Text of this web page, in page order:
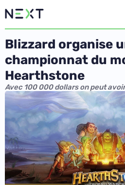
Blizzard organise
championnat du
Hearthstone
Avec 100 000 dollars on peut